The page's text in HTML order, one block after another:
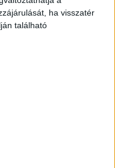
ha visszatér
található